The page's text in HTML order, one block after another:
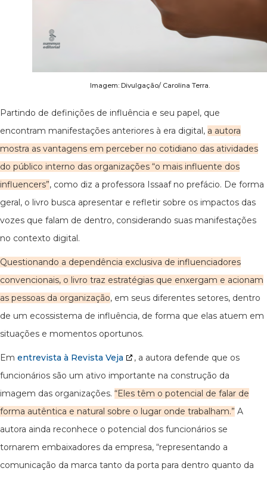
Imagem: Divulgação/ Carolina Terra.
Partindo de definições de influência e seu papel, que
encontram manifestações anteriores à era digital, a autora
mostra as vantagens em perceber no cotidiano das atividades
do público interno das organizações “o mais influente dos
influencers”, como diz a professora Issaaf no prefácio. De forma
geral, o livro busca apresentar e refletir sobre os impactos das
vozes que falam de dentro, considerando suas manifestações
no contexto digital.
Questionando a dependência exclusiva de influenciadores
convencionais, o livro traz estratégias que enxergam e acionam
as pessoas da organização, em seus diferentes setores, dentro
de um ecossistema de influência, de forma que elas atuem em
situações e momentos oportunos.
Em entrevista à Revista Veja
, a autora defende que os
funcionários são um ativo importante na construção da
imagem das organizações. “Eles têm o potencial de falar de
forma autêntica e natural sobre o lugar onde trabalham.” A
autora ainda reconhece o potencial dos funcionários se
tornarem embaixadores da empresa, “representando a
comunicação da marca tanto da porta para dentro quanto da